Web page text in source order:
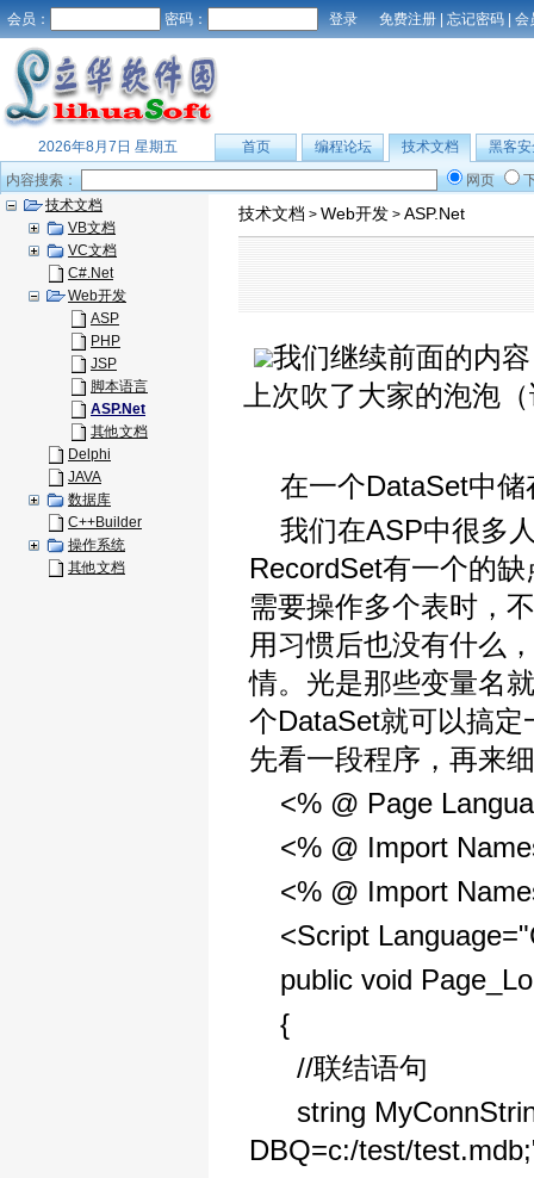
会员： 密码： 免费注册 | 忘记密码 | 会
2026年8月7日 星期五 首页 编程论坛 技术文档
黑客安
内容搜索：
网页
技术文档
VB文档
VC文档
C#.Net
Web开发
ASP
PHP
JSP
脚本语言
ASP.Net
其他文档
Delphi
JAVA
数据库
C++Builder
操作系统
其他文档
技术文档 > Web开发 > ASP.Net
我们继续前面的内
上次吹了大家的泡泡
在一个DataSet中
我们在ASP中很多
RecordSet有一个的
需要操作多个表时，
用习惯后也没有什么
情。光是那些变量名
个DataSet就可以搞
先看一段程序，再来
<% @ Page
<% @ Import
<% @ Import
<Script
public void
{
//联结语句
string
DBQ=c:/test/